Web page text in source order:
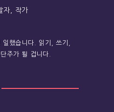
자, 작가
했습니다. 읽기, 쓰기,
주가 될 겁니다.